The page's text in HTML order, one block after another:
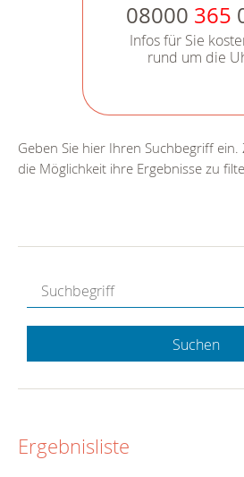
08000 365
Infos für Sie
rund um die
Geben Sie hier Ihren Suchbegriff ein.
die Möglichkeit ihre Ergebnisse zu
Suchen
Ergebnisliste